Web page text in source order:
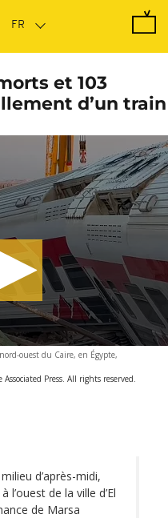
et 103
d’un train
ouest du Caire, en Égypte,
Press. All rights reserved.
d’après-midi,
de la ville d’El
de Marsa